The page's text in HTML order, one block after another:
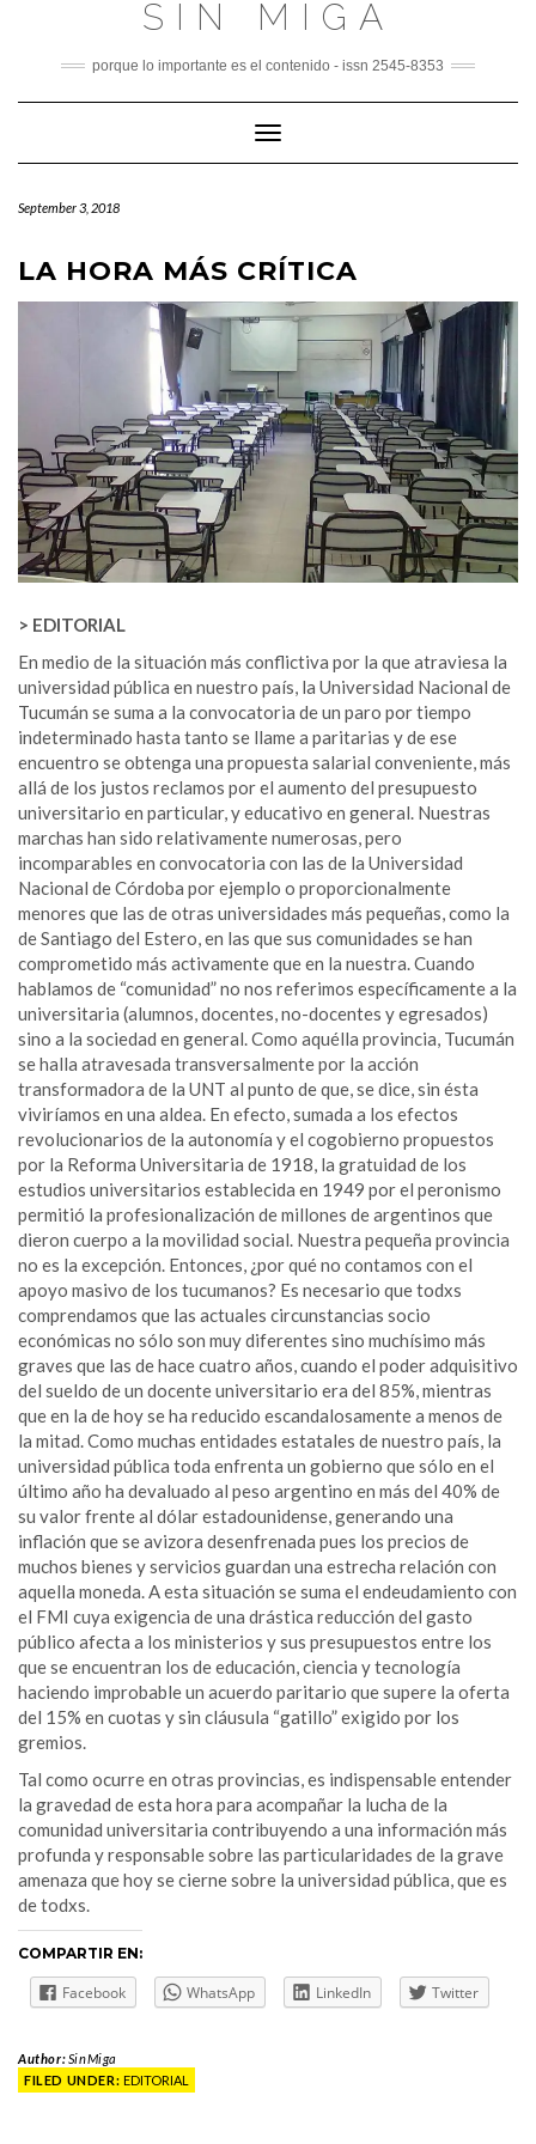
SIN MIGA
porque lo importante es el contenido - issn 2545-8353
Toggle
Navigation
September 3, 2018
LA HORA MÁS CRÍTICA
> EDITORIAL
En medio de la situación más conflictiva por la que atraviesa la
universidad pública en nuestro país, la Universidad Nacional de
Tucumán se suma a la convocatoria de un paro por tiempo
indeterminado hasta tanto se llame a paritarias y de ese
encuentro se obtenga una propuesta salarial conveniente, más
allá de los justos reclamos por el aumento del presupuesto
universitario en particular, y educativo en general. Nuestras
marchas han sido relativamente numerosas, pero
incomparables en convocatoria con las de la Universidad
Nacional de Córdoba por ejemplo o proporcionalmente
menores que las de otras universidades más pequeñas, como la
de Santiago del Estero, en las que sus comunidades se han
comprometido más activamente que en la nuestra. Cuando
hablamos de “comunidad” no nos referimos específicamente a la
universitaria (alumnos, docentes, no-docentes y egresados)
sino a la sociedad en general. Como aquélla provincia, Tucumán
se halla atravesada transversalmente por la acción
transformadora de la UNT al punto de que, se dice, sin ésta
viviríamos en una aldea. En efecto, sumada a los efectos
revolucionarios de la autonomía y el cogobierno propuestos
por la Reforma Universitaria de 1918, la gratuidad de los
estudios universitarios establecida en 1949 por el peronismo
permitió la profesionalización de millones de argentinos que
dieron cuerpo a la movilidad social. Nuestra pequeña provincia
no es la excepción. Entonces, ¿por qué no contamos con el
apoyo masivo de los tucumanos? Es necesario que todxs
comprendamos que las actuales circunstancias socio
económicas no sólo son muy diferentes sino muchísimo más
graves que las de hace cuatro años, cuando el poder adquisitivo
del sueldo de un docente universitario era del 85%, mientras
que en la de hoy se ha reducido escandalosamente a menos de
la mitad. Como muchas entidades estatales de nuestro país, la
universidad pública toda enfrenta un gobierno que sólo en el
último año ha devaluado al peso argentino en más del 40% de
su valor frente al dólar estadounidense, generando una
inflación que se avizora desenfrenada pues los precios de
muchos bienes y servicios guardan una estrecha relación con
aquella moneda. A esta situación se suma el endeudamiento con
el FMI cuya exigencia de una drástica reducción del gasto
público afecta a los ministerios y sus presupuestos entre los
que se encuentran los de educación, ciencia y tecnología
haciendo improbable un acuerdo paritario que supere la oferta
del 15% en cuotas y sin cláusula “gatillo” exigido por los
gremios.
Tal como ocurre en otras provincias, es indispensable entender
la gravedad de esta hora para acompañar la lucha de la
comunidad universitaria contribuyendo a una información más
profunda y responsable sobre las particularidades de la grave
amenaza que hoy se cierne sobre la universidad pública, que es
de todxs.
COMPARTIR EN:
Facebook WhatsApp LinkedIn Twitter
Author:SinMiga
FILED UNDER: EDITORIAL